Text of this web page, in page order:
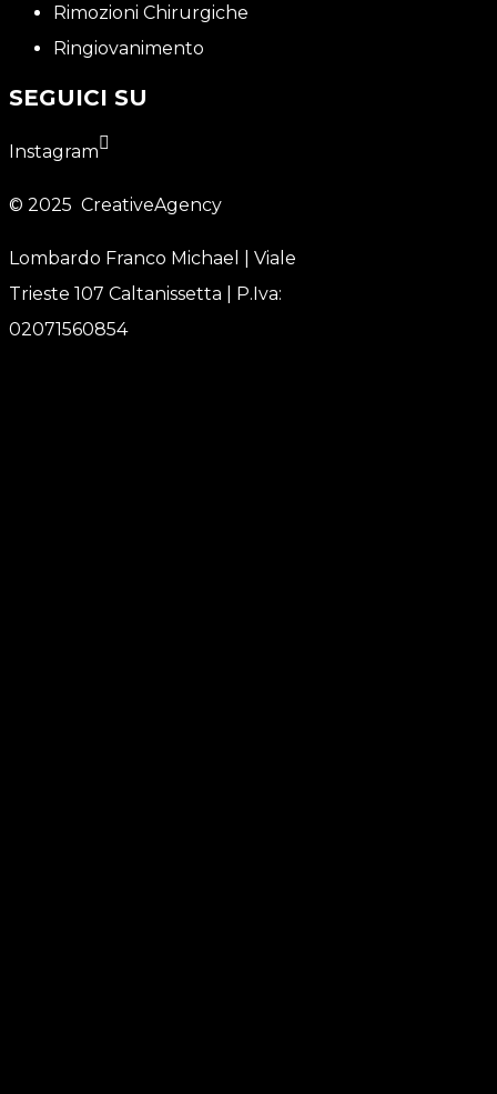
Rimozioni Chirurgiche
Ringiovanimento
SEGUICI SU
Instagram
© 2025 CreativeAgency
Lombardo Franco Michael | Viale
Trieste 107 Caltanissetta | P.Iva:
02071560854